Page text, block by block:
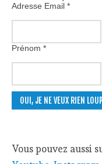
Adresse Email*
Prénom*
Vous pouvez aussi